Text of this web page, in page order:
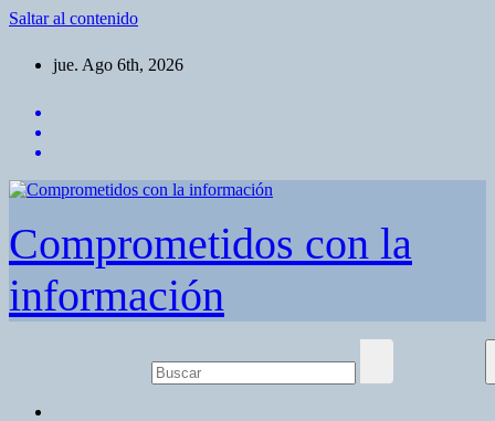
Saltar al contenido
jue. Ago 6th, 2026
Comprometidos con la
información